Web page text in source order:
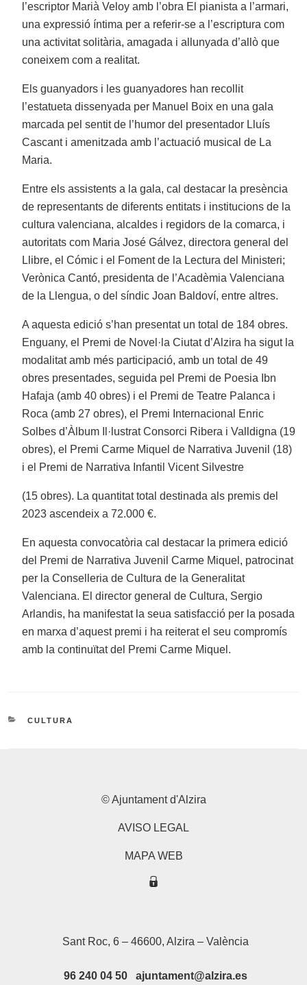
l’escriptor Marià Veloy amb l’obra El pianista a l’armari,
una expressió íntima per a referir-se a l’escriptura com
una activitat solitària, amagada i allunyada d’allò que
coneixem com a realitat.
Els guanyadors i les guanyadores han recollit
l’estatueta dissenyada per Manuel Boix en una gala
marcada pel sentit de l’humor del presentador Lluís
Cascant i amenitzada amb l’actuació musical de La
Maria.
Entre els assistents a la gala, cal destacar la presència
de representants de diferents entitats i institucions de la
cultura valenciana, alcaldes i regidors de la comarca, i
autoritats com Maria José Gálvez, directora general del
Llibre, el Cómic i el Foment de la Lectura del Ministeri;
Verònica Cantó, presidenta de l’Acadèmia Valenciana
de la Llengua, o del síndic Joan Baldoví, entre altres.
A aquesta edició s’han presentat un total de 184 obres.
Enguany, el Premi de Novel·la Ciutat d’Alzira ha sigut la
modalitat amb més participació, amb un total de 49
obres presentades, seguida pel Premi de Poesia Ibn
Hafaja (amb 40 obres) i el Premi de Teatre Palanca i
Roca (amb 27 obres), el Premi Internacional Enric
Solbes d’Àlbum Il·lustrat Consorci Ribera i Valldigna (19
obres), el Premi Carme Miquel de Narrativa Juvenil (18)
i el Premi de Narrativa Infantil Vicent Silvestre
(15 obres). La quantitat total destinada als premis del
2023 ascendeix a 72.000 €.
En aquesta convocatòria cal destacar la primera edició
del Premi de Narrativa Juvenil Carme Miquel, patrocinat
per la Conselleria de Cultura de la Generalitat
Valenciana. El director general de Cultura, Sergio
Arlandis, ha manifestat la seua satisfacció per la posada
en marxa d’aquest premi i ha reiterat el seu compromís
amb la continuïtat del Premi Carme Miquel.
CATEGORIES
CULTURA
© Ajuntament d'Alzira
AVISO LEGAL
MAPA WEB
Sant Roc, 6 – 46600, Alzira – València
96 240 04 50 ajuntament@alzira.es